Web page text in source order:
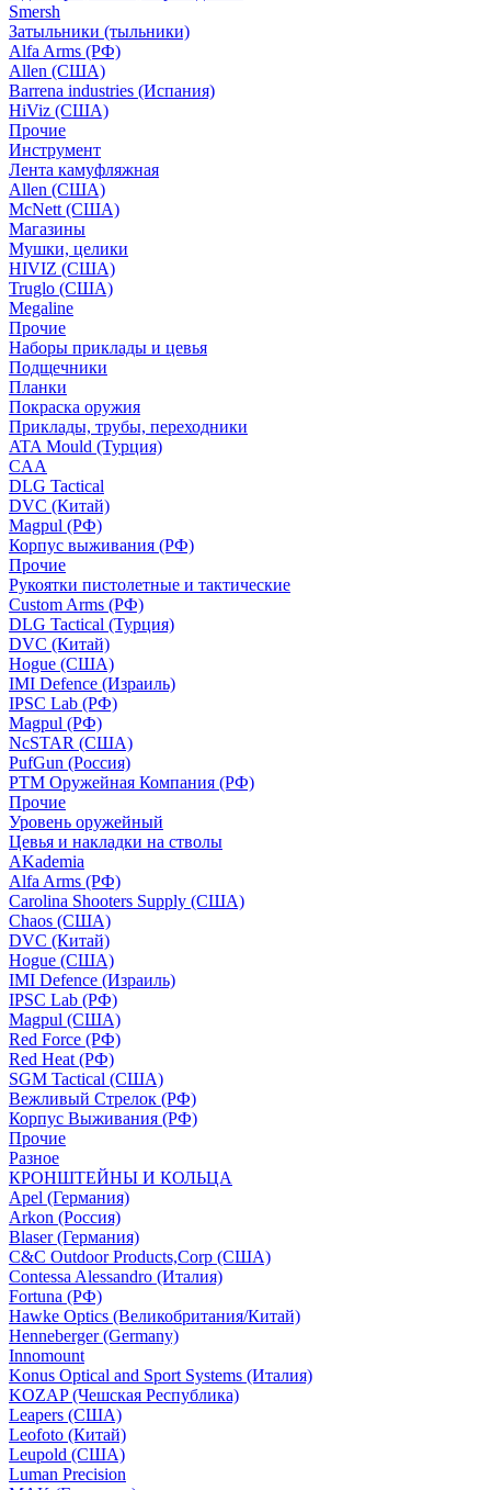
Smersh
Затыльники (тыльники)
Alfa Arms (РФ)
Allen (США)
Barrena industries (Испания)
HiViz (США)
Прочие
Инструмент
Лента камуфляжная
Allen (США)
McNett (США)
Магазины
Мушки, целики
HIVIZ (США)
Truglo (США)
Megaline
Прочие
Наборы приклады и цевья
Подщечники
Планки
Покраска оружия
Приклады, трубы, переходники
ATA Mould (Турция)
CAA
DLG Tactical
DVC (Китай)
Magpul (РФ)
Корпус выживания (РФ)
Прочие
Рукоятки пистолетные и тактические
Custom Arms (РФ)
DLG Tactical (Турция)
DVC (Китай)
Hogue (США)
IMI Defence (Израиль)
IPSC Lab (РФ)
Magpul (РФ)
NcSTAR (США)
PufGun (Россия)
РТМ Оружейная Компания (РФ)
Прочие
Уровень оружейный
Цевья и накладки на стволы
AKademia
Alfa Arms (РФ)
Carolina Shooters Supply (США)
Chaos (США)
DVC (Китай)
Hogue (США)
IMI Defence (Израиль)
IPSC Lab (РФ)
Magpul (США)
Red Force (РФ)
Red Heat (РФ)
SGM Tactical (США)
Вежливый Стрелок (РФ)
Корпус Выживания (РФ)
Прочие
Разное
КРОНШТЕЙНЫ И КОЛЬЦА
Apel (Германия)
Arkon (Россия)
Blaser (Германия)
C&C Outdoor Products,Corp (США)
Contessa Alessandro (Италия)
Fortuna (РФ)
Hawke Optics (Великобритания/Китай)
Henneberger (Germany)
Innomount
Konus Optical and Sport Systems (Италия)
KOZAP (Чешская Республика)
Leapers (США)
Leofoto (Китай)
Leupold (США)
Luman Precision